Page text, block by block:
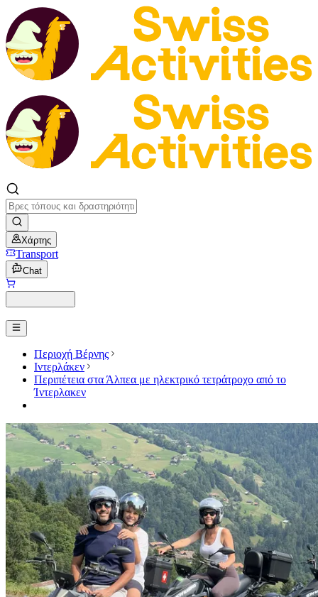
Χάρτης
Transport
Chat
Περιοχή Βέρνης
Ιντερλάκεν
Περιπέτεια στα Άλπεα με ηλεκτρικό τετράτροχο από το
Ίντερλακεν